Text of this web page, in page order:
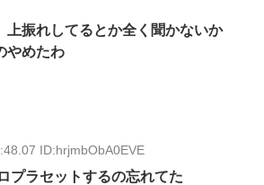
上振れしてるとか全く聞かないか
やめたわ
ID:hrjmbObA0EVE
プラセットするの忘れてた